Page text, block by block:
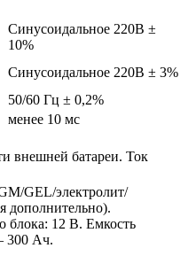
Синусоидальное 220В ±
10%
Синусоидальное 220В ± 3%
50/60 Гц ± 0,2%
менее 10 мс
внешней батареи. Ток
GEL/электролит/
дополнительно).
блока: 12 В. Емкость
300 Ач.